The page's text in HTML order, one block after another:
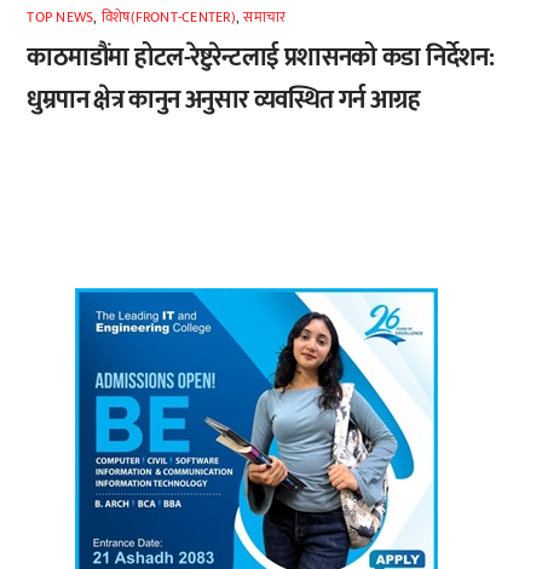
TOP NEWS, विशेष(FRONT-CENTER),समाचार
काठमाडौंमा होटल-रेष्टुरेन्टलाई प्रशासनको कडा निर्देशन:
धुम्रपान क्षेत्र कानुन अनुसार व्यवस्थित गर्न आग्रह